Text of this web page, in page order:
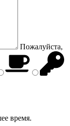
Пожалуйста,
время.